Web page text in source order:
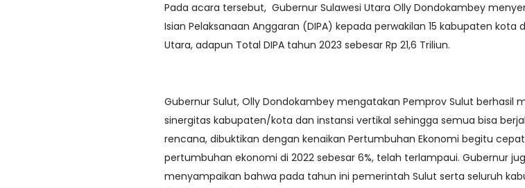
Pada acara tersebut, Gubernur Sulawesi Utara Olly Dondokambey
Isian Pelaksanaan Anggaran (DIPA) kepada perwakilan 15 kabupaten kota
Utara, adapun Total DIPA tahun 2023 sebesar Rp 21,6 Triliun.
Gubernur Sulut, Olly Dondokambey mengatakan Pemprov Sulut berhasil
sinergitas kabupaten/kota dan instansi vertikal sehingga semua bisa
rencana, dibuktikan dengan kenaikan Pertumbuhan Ekonomi begitu
pertumbuhan ekonomi di 2022 sebesar 6%, telah terlampaui. Gubernur
menyampaikan bahwa pada tahun ini pemerintah Sulut serta seluruh